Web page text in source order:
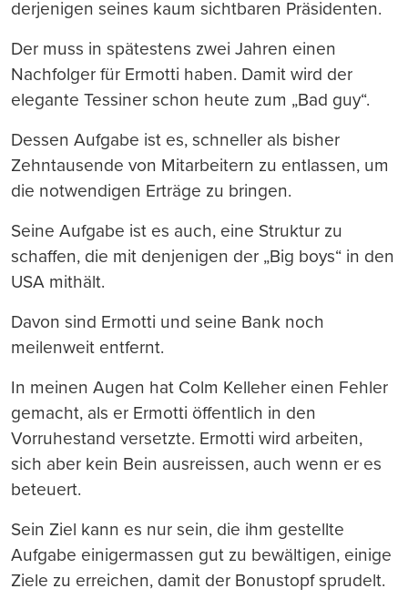
derjenigen seines kaum sichtbaren Präsidenten.
Der muss in spätestens zwei Jahren einen
Nachfolger für Ermotti haben. Damit wird der
elegante Tessiner schon heute zum „Bad guy“.
Dessen Aufgabe ist es, schneller als bisher
Zehntausende von Mitarbeitern zu entlassen, um
die notwendigen Erträge zu bringen.
Seine Aufgabe ist es auch, eine Struktur zu
schaffen, die mit denjenigen der „Big boys“ in den
USA mithält.
Davon sind Ermotti und seine Bank noch
meilenweit entfernt.
In meinen Augen hat Colm Kelleher einen Fehler
gemacht, als er Ermotti öffentlich in den
Vorruhestand versetzte. Ermotti wird arbeiten,
sich aber kein Bein ausreissen, auch wenn er es
beteuert.
Sein Ziel kann es nur sein, die ihm gestellte
Aufgabe einigermassen gut zu bewältigen, einige
Ziele zu erreichen, damit der Bonustopf sprudelt.